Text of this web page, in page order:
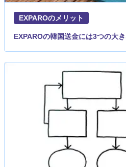
EXPAROのメリット
EXPAROの韓国送金には3つの大